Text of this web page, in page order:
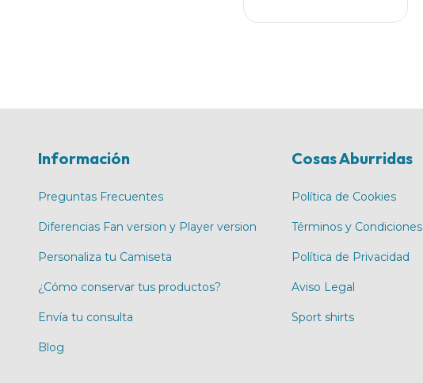
Información
Preguntas Frecuentes
Diferencias Fan version y Player version
Personaliza tu Camiseta
¿Cómo conservar tus productos?
Envía tu consulta
Blog
Cosas Aburridas
Política de Cookies
Términos y Condiciones
Política de Privacidad
Aviso Legal
Sport shirts